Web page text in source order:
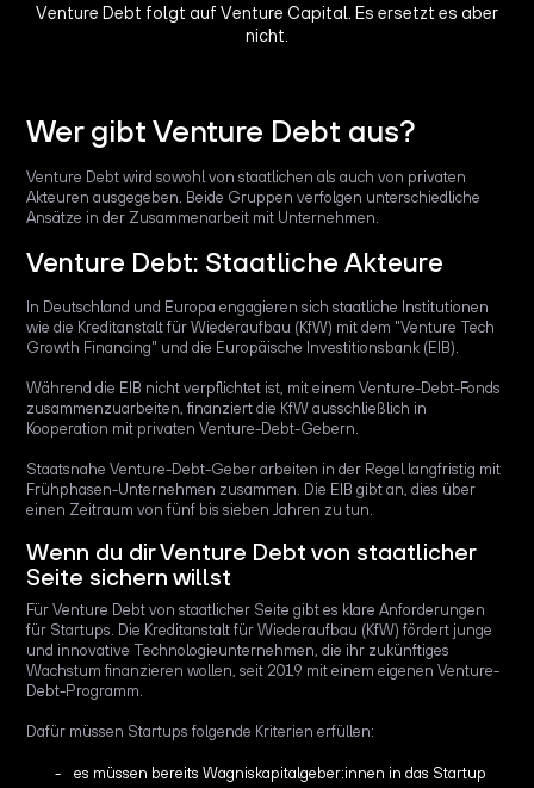
Venture Debt folgt auf Venture Capital. Es ersetzt es aber
nicht.
Wer gibt Venture Debt aus?
Venture Debt wird sowohl von staatlichen als auch von privaten
Akteuren ausgegeben. Beide Gruppen verfolgen unterschiedliche
Ansätze in der Zusammenarbeit mit Unternehmen.
Venture Debt: Staatliche Akteure
In Deutschland und Europa engagieren sich staatliche Institutionen
wie die Kreditanstalt für Wiederaufbau (KfW) mit dem "Venture Tech
Growth Financing" und die Europäische Investitionsbank (EIB).
Während die EIB nicht verpflichtet ist, mit einem Venture-Debt-Fonds
zusammenzuarbeiten, finanziert die KfW ausschließlich in
Kooperation mit privaten Venture-Debt-Gebern.
Staatsnahe Venture-Debt-Geber arbeiten in der Regel langfristig mit
Frühphasen-Unternehmen zusammen. Die EIB gibt an, dies über
einen Zeitraum von fünf bis sieben Jahren zu tun.
Wenn du dir Venture Debt von staatlicher
Seite sichern willst
Für Venture Debt von staatlicher Seite gibt es klare Anforderungen
für Startups. Die Kreditanstalt für Wiederaufbau (KfW) fördert junge
und innovative Technologieunternehmen, die ihr zukünftiges
Wachstum finanzieren wollen, seit 2019 mit einem eigenen Venture-
Debt-Programm.
Dafür müssen Startups folgende Kriterien erfüllen:
es müssen bereits Wagniskapitalgeber:innen in das Startup